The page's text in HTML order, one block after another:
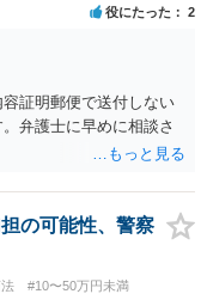
役にたった 2
証明郵便で送付しない
弁護士に早めに相談さ
の可能性、警察
#10〜50万円未満